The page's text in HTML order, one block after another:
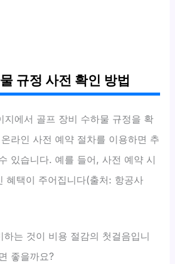
규정 사전 확인 방법
지에서 골프 장비 수하물 규정을 확
라인 사전 예약 절차를 이용하면 추
있습니다. 예를 들어, 사전 예약 시
혜택이 주어집니다(출처: 항공사
하는 것이 비용 절감의 첫걸음입니
좋을까요?